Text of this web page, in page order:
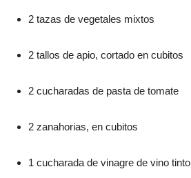
2 tazas de vegetales mixtos
2 tallos de apio, cortado en cubitos
2 cucharadas de pasta de tomate
2 zanahorias, en cubitos
1 cucharada de vinagre de vino tinto